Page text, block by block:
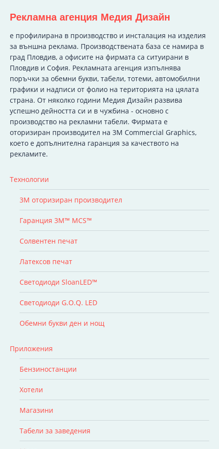
Рекламна агенция Медия Дизайн
e профилирана в производство и инсталация на изделия
за външна реклама. Производствената база се намира в
град Пловдив, а офисите на фирмата са ситуирани в
Пловдив и София. Рекламната агенция изпълнява
поръчки за обемни букви, табели, тотеми, автомобилни
графики и надписи от фолио на територията на цялата
страна. От няколко години Медия Дизайн развива
успешно дейността си и в чужбина - основно с
производство на рекламни табели. Фирмата е
оторизиран производител на 3M Commercial Graphics,
което е допълнителна гаранция за качеството на
рекламите.
Технологии
3M оторизиран производител
Гаранция 3M™ MCS™
Солвентен печат
Латексов печат
Светодиоди SloanLED™
Светодиоди G.O.Q. LED
Обемни букви ден и нощ
Приложения
Бензиностанции
Хотели
Магазини
Табели за заведения